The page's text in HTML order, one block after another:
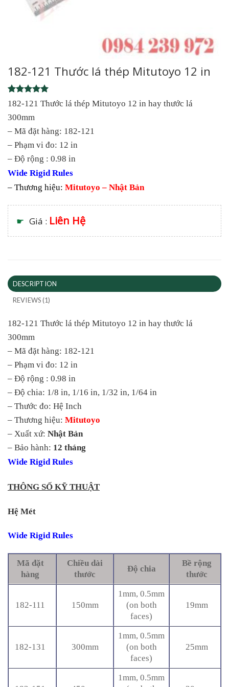
182-121 Thước lá thép Mitutoyo 12 in
Rated5
out of 5
based on
1
rating
182-121 Thước lá thép Mitutoyo 12 in hay thước lá
300mm
– Mã đặt hàng: 182-121
– Phạm vi đo: 12 in
– Độ rộng : 0.98 in
Wide Rigid Rules
– Thương hiệu: Mitutoyo – Nhật Bản
☛ Giá : Liên Hệ
DESCRIPTION
REVIEWS (1)
182-121 Thước lá thép Mitutoyo 12 in hay thước lá
300mm
– Mã đặt hàng: 182-121
– Phạm vi đo: 12 in
– Độ rộng : 0.98 in
– Độ chia: 1/8 in, 1/16 in, 1/32 in, 1/64 in
– Thước đo: Hệ Inch
– Thương hiệu: Mitutoyo
– Xuất xứ: Nhật Bản
– Bảo hành: 12 tháng
Wide Rigid Rules
THÔNG SỐ KỸ THUẬT
Hệ Mét
Wide Rigid Rules
Mã đặt
hàng
Chiều dài
thước
Độ chia
Bề rộng
thước
182-111 150mm
1mm, 0.5mm
(on both
faces)
19mm
182-131 300mm
1mm, 0.5mm
(on both
faces)
25mm
1mm, 0.5mm